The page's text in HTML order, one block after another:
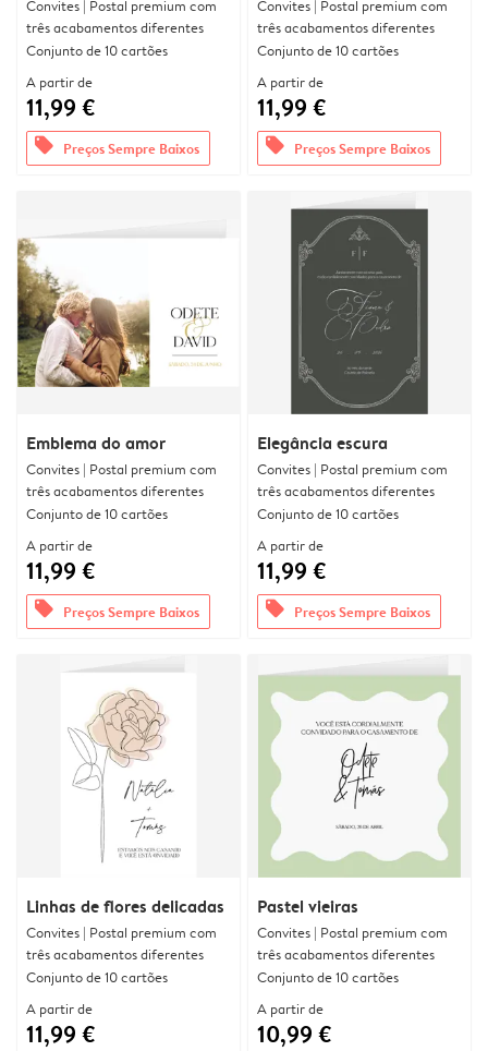
Convites | Postal premium com
três acabamentos diferentes
Conjunto de 10 cartões
A partir de
11,99 €
offers Preços Sempre Baixos
Convites | Postal premium com
três acabamentos diferentes
Conjunto de 10 cartões
A partir de
11,99 €
offers Preços Sempre Baixos
Emblema do amor
Convites | Postal premium com
três acabamentos diferentes
Conjunto de 10 cartões
A partir de
11,99 €
offers Preços Sempre Baixos
Elegância escura
Convites | Postal premium com
três acabamentos diferentes
Conjunto de 10 cartões
A partir de
11,99 €
offers Preços Sempre Baixos
Linhas de flores delicadas
Convites | Postal premium com
três acabamentos diferentes
Conjunto de 10 cartões
A partir de
11,99 €
Pastel vieiras
Convites | Postal premium com
três acabamentos diferentes
Conjunto de 10 cartões
A partir de
10,99 €